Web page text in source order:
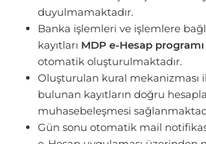
duyulmamaktadır.
Banka işlemleri ve işlemlere
kayıtları MDP e-Hesap programı
otomatik oluşturulmaktadır.
Oluşturulan kural mekanizması
bulunan kayıtların doğru
muhasebeleşmesi
Gün sonu otomatik mail